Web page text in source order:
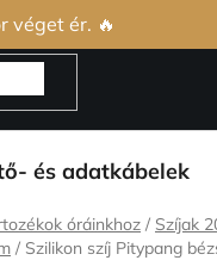
véget ér. 🔥
Rólunk és
és adatkábelek
óráinkhoz / Szíjak
/ Szilikon szíj Pitypang